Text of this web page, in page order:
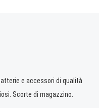
e accessori di qualità
Scorte di magazzino.